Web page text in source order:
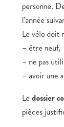
personne.
l’année
Le vélo doit
– être neuf,
– ne pas
– avoir une
Le dossier
pièces